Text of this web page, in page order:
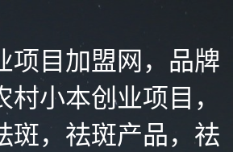
项目加盟网，品牌
小本创业项目，
斑，祛斑产品，祛